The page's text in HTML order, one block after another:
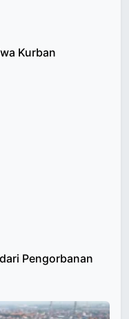
Kurban
Pengorbanan